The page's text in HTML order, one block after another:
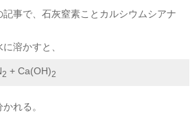
記事で、石灰窒素ことカルシウムシアナ
溶かすと、
2 + Ca(OH)2
れる。